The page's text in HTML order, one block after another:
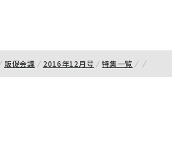
販促会議 2016年12月号 特集一覧